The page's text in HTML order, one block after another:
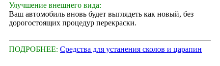
Улучшение внешнего вида:
Ваш автомобиль вновь будет выглядеть как новый, без
дорогостоящих процедур перекраски.
ПОДРОБНЕЕ: Средства для устанения сколов и царапин